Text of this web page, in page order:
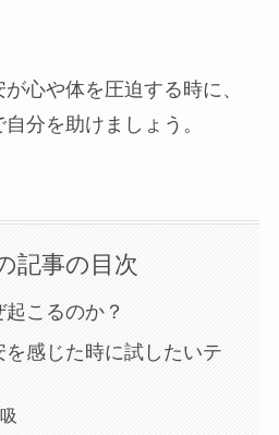
心や体を圧迫する時に、
分を助けましょう。
記事の目次
こるのか？
を感じた時に試したいテ